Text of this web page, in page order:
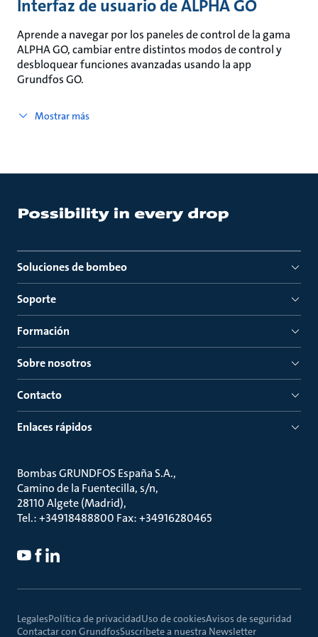
Interfaz de usuario de ALPHA GO
Aprende a navegar por los paneles de control de la gama
ALPHA GO, cambiar entre distintos modos de control y
desbloquear funciones avanzadas usando la app
Grundfos GO.
Mostrar más
Soluciones de bombeo
Soporte
Formación
Sobre nosotros
Contacto
Enlaces rápidos
Bombas GRUNDFOS España S.A.
Camino de la Fuentecilla, s/n
28110 Algete (Madrid)
Tel.: +34918488800 Fax: +34916280465
LegalesPolítica de privacidadUso de cookiesAvisos de seguridad
Contactar con GrundfosSuscríbete a nuestra Newsletter